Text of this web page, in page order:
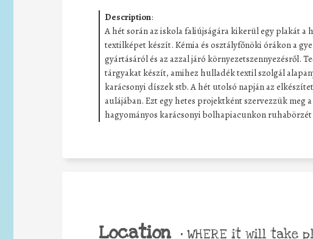
Description:
A hét során az iskola faliújságára kikerül egy plakát a
textilképet készít. Kémia és osztályfőnöki órákon a
gyártásáról és az azzal járó környezetszennyezésről.
tárgyakat készít, amihez hulladék textil szolgál
karácsonyi díszek stb. A hét utolsó napján az
aulájában. Ezt egy hetes projektként szervezzük meg
hagyományos karácsonyi bolhapiacunkon
Location • WHERE it will take